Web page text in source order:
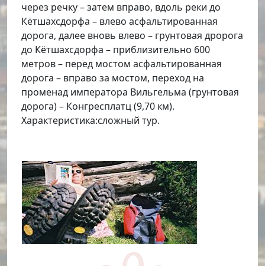
через речку – затем вправо, вдоль реки до
Кётшахсдорфа – влево асфальтированная
дорога, далее вновь влево – грунтовая дророга
до Кётшахсдорфа – приблизительно 600
метров – перед мостом асфальтированная
дорога – вправо за мостом, переход на
променад императора Вильгельма (грунтовая
дорога) – Конгресплатц (9,70 км).
Характеристика:сложный тур.